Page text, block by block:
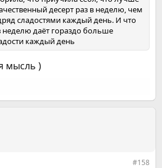
десерт раз в неделю, чем
сладостями каждый день. И что
неделю даёт гораздо больше
каждый день
мысль )
#158